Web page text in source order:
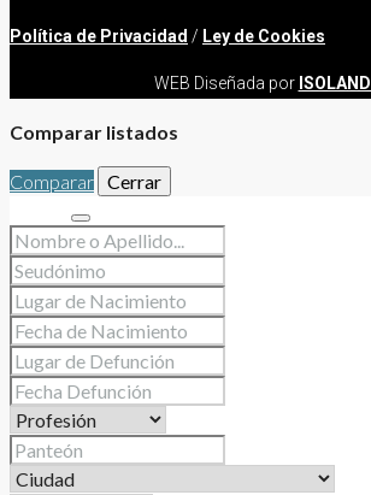
Política de Privacidad / Ley de Cookies
WEB Diseñada por
Comparar listados
Comparar Cerrar